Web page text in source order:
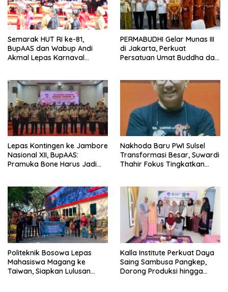
Semarak HUT RI ke-81,
BupAAS dan Wabup Andi
Akmal Lepas Karnaval
PERMABUDHI Gelar Munas III
di Jakarta, Perkuat
Persatuan Umat Buddha dan
Lepas Kontingen ke Jambore
Nasional XII, BupAAS:
Pramuka Bone Harus Jadi
Nakhoda Baru PWI Sulsel
Transformasi Besar, Suwardi
Thahir Fokus Tingkatkan
Politeknik Bosowa Lepas
Mahasiswa Magang ke
Taiwan, Siapkan Lulusan
Kalla Institute Perkuat Daya
Saing Sambusa Pangkep,
Dorong Produksi hingga